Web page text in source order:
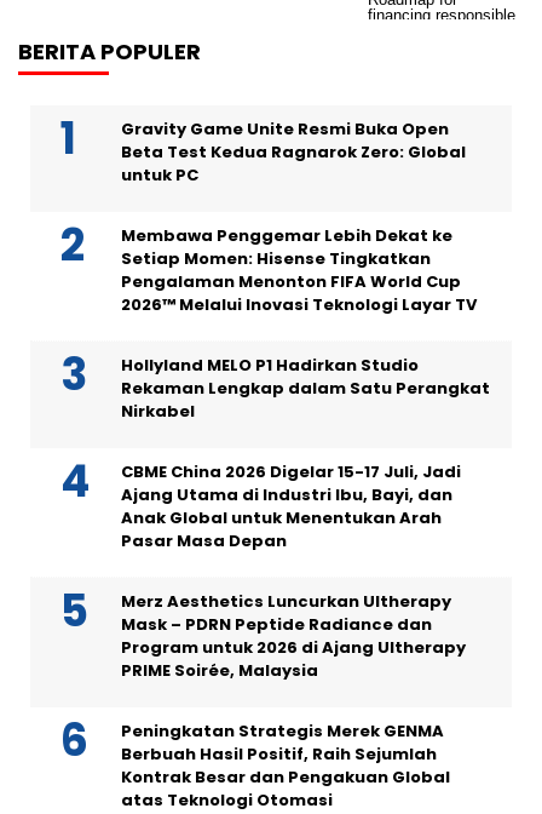
BERITA POPULER
Gravity Game Unite Resmi Buka Open
Beta Test Kedua Ragnarok Zero: Global
untuk PC
Membawa Penggemar Lebih Dekat ke
Setiap Momen: Hisense Tingkatkan
Pengalaman Menonton FIFA World Cup
2026™ Melalui Inovasi Teknologi Layar TV
Hollyland MELO P1 Hadirkan Studio
Rekaman Lengkap dalam Satu Perangkat
Nirkabel
CBME China 2026 Digelar 15-17 Juli, Jadi
Ajang Utama di Industri Ibu, Bayi, dan
Anak Global untuk Menentukan Arah
Pasar Masa Depan
Merz Aesthetics Luncurkan Ultherapy
Mask – PDRN Peptide Radiance dan
Program untuk 2026 di Ajang Ultherapy
PRIME Soirée, Malaysia
Peningkatan Strategis Merek GENMA
Berbuah Hasil Positif, Raih Sejumlah
Kontrak Besar dan Pengakuan Global
atas Teknologi Otomasi